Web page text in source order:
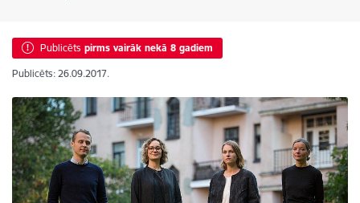
Publicēts pirms vairāk nekā 8 gadiem
Publicēts: 26.09.2017.